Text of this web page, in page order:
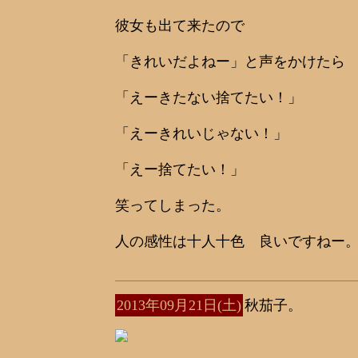
彼女も出て来たので
「きれいだよねー」と声をかけたら
「えーきたない捨てたい！」
「えーきれいじゃない！」
「えー捨てたい！」
笑ってしまった。
人の感性は十人十色 良いですねー
2013年09月21日(土) 秋茄子。